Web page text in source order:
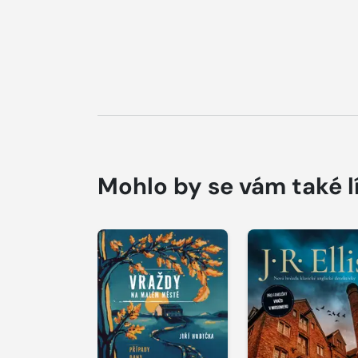
Mohlo by se vám také